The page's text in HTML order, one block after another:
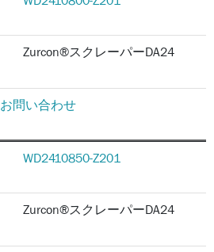
Zurcon®スクレーパーDA24
お問い合わせ
WD2410850-Z201
Zurcon®スクレーパーDA24